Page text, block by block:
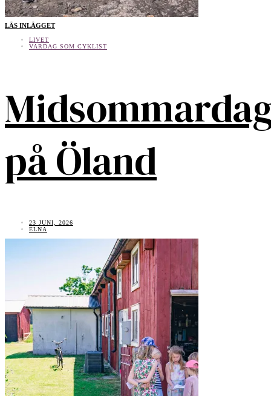
LÄS INLÄGGET
LIVET
VARDAG SOM CYKLIST
på Öland
23 JUNI, 2026
ELNA